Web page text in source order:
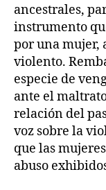
ancestrales,
instrumento
por una mujer,
violento.
especie de
ante el
relación del
voz sobre la
que las
abuso